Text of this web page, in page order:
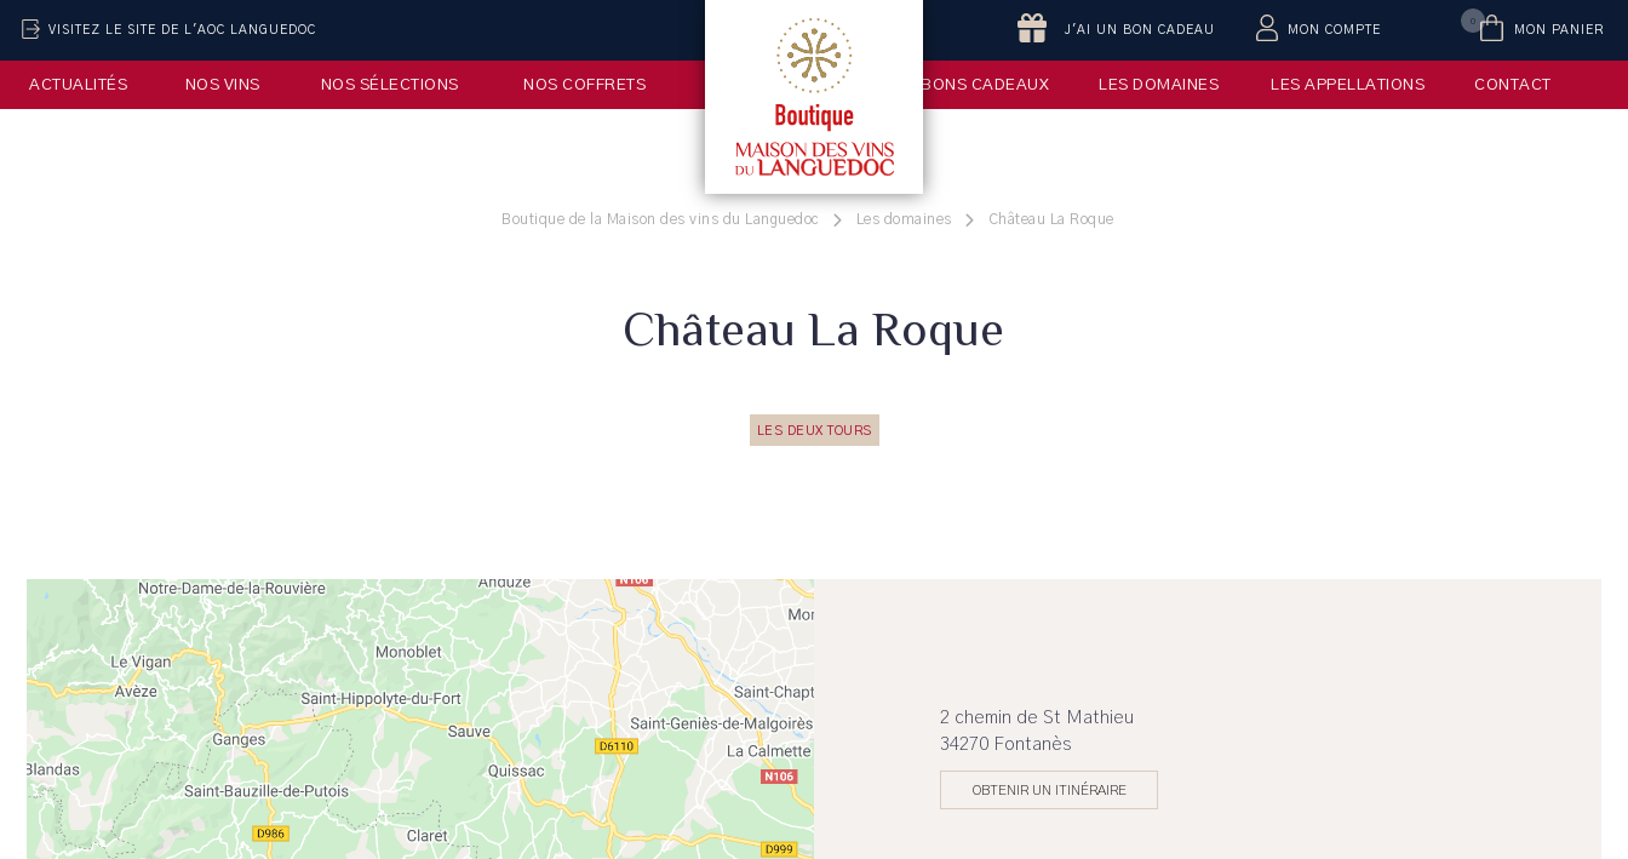
VISITEZ LE SITE DE L'AOC LANGUEDOC J'AI UN BON CADEAU MON COMPTE MON PANIER
0
ACTUALITÉS NOS VINS NOS SÉLECTIONS NOS COFFRETS BONS CADEAUX LES DOMAINES LES APPELLATIONS CONTACT
Boutique de la Maison des vins du Languedoc Les domaines Château La Roque
Château La Roque
LES DEUX TOURS
2 chemin de St Mathieu
34270 Fontanès
OBTENIR UN ITINÉRAIRE